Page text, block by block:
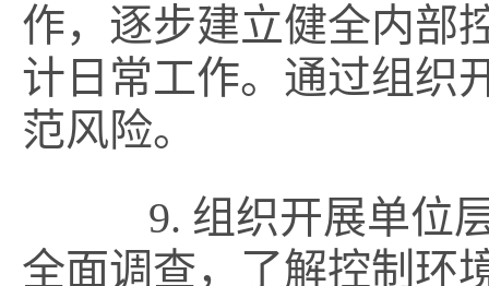
作，逐步建立健全内部
计日常工作。通过组织
范风险。
9. 组织开展单位层
全面调查，了解控制环